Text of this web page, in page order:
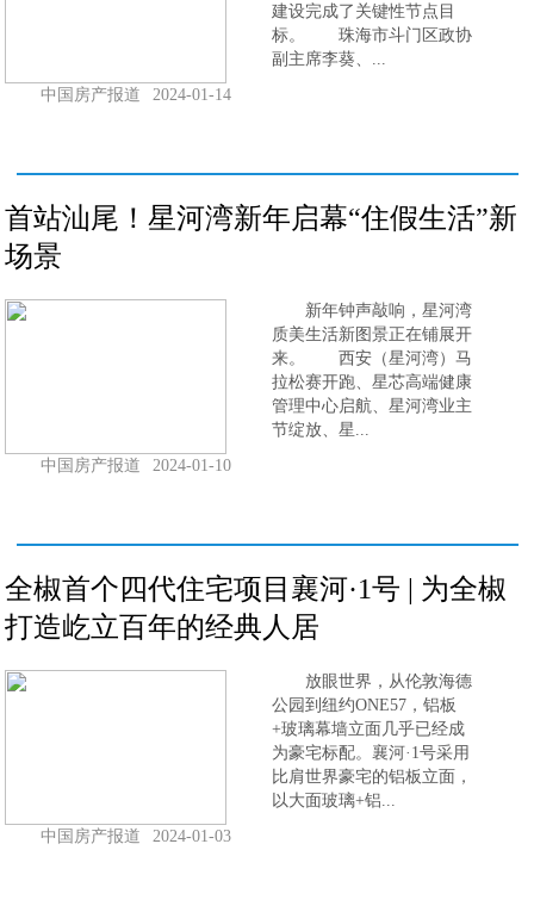
建设完成了关键性节点目
标。 珠海市斗门区政协
副主席李葵、...
中国房产报道
2024-01-14
首站汕尾！星河湾新年启幕“住假生活”新
场景
新年钟声敲响，星河湾
质美生活新图景正在铺展开
来。 西安（星河湾）马
拉松赛开跑、星芯高端健康
管理中心启航、星河湾业主
节绽放、星...
中国房产报道
2024-01-10
全椒首个四代住宅项目襄河·1号 | 为全椒
打造屹立百年的经典人居
放眼世界，从伦敦海德
公园到纽约ONE57，铝板
+玻璃幕墙立面几乎已经成
为豪宅标配。襄河·1号采用
比肩世界豪宅的铝板立面，
以大面玻璃+铝...
中国房产报道
2024-01-03